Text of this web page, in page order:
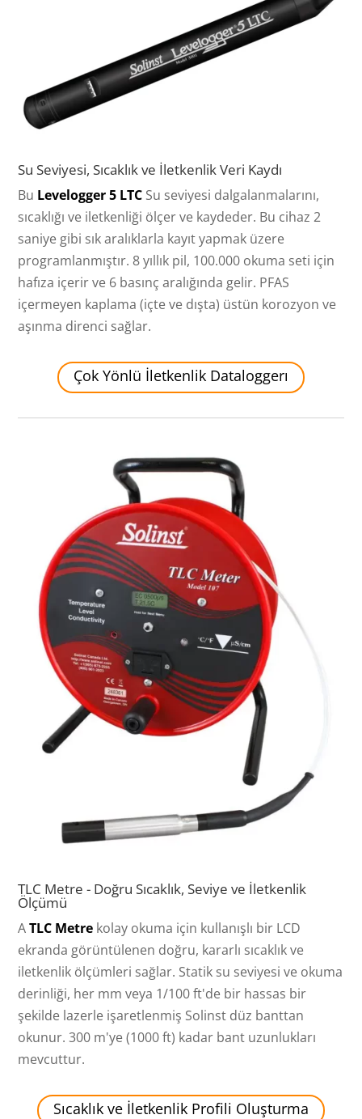
Su Seviyesi, Sıcaklık ve İletkenlik Veri Kaydı
Bu Levelogger 5 LTC Su seviyesi dalgalanmalarını,
sıcaklığı ve iletkenliği ölçer ve kaydeder. Bu cihaz 2
saniye gibi sık aralıklarla kayıt yapmak üzere
programlanmıştır. 8 yıllık pil, 100.000 okuma seti için
hafıza içerir ve 6 basınç aralığında gelir. PFAS
içermeyen kaplama (içte ve dışta) üstün korozyon ve
aşınma direnci sağlar.
Çok Yönlü İletkenlik Dataloggerı
TLC Metre - Doğru Sıcaklık, Seviye ve İletkenlik
Ölçümü
ATLC Metre kolay okuma için kullanışlı bir LCD
ekranda görüntülenen doğru, kararlı sıcaklık ve
iletkenlik ölçümleri sağlar. Statik su seviyesi ve okuma
derinliği, her mm veya 1/100 ft'de bir hassas bir
şekilde lazerle işaretlenmiş Solinst düz banttan
okunur. 300 m'ye (1000 ft) kadar bant uzunlukları
mevcuttur.
Sıcaklık ve İletkenlik Profili Oluşturma